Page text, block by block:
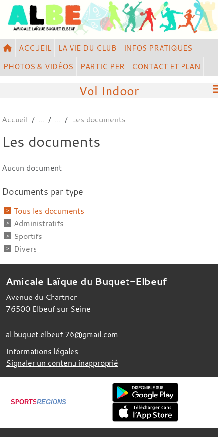
ACCUEIL LA VIE DU CLUB
INFOS PRATIQUES
PHOTOS & VIDÉOS
PARTICIPER CONTACT ET PLAN
Vol Indoor
Accueil Les documents
Les documents
Aucun document
Documents par type
Tous les documents
Administratifs
Sportifs
Divers
Amicale Laïque du Buquet-Elbeuf
Avenue du Chartrier
76500 Elbeuf sur Seine
al.buquet.elbeuf.76@gmail.com
Informations légales
Signaler un contenu inapproprié
SPORTSREGIONS
Panneau de gestion des cookies